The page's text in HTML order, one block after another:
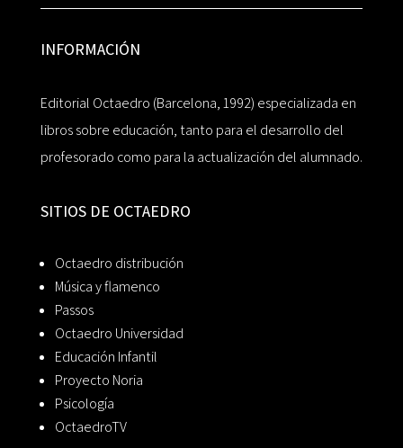
INFORMACIÓN
Editorial Octaedro (Barcelona, 1992) especializada en
libros sobre educación, tanto para el desarrollo del
profesorado como para la actualización del alumnado.
SITIOS DE OCTAEDRO
Octaedro distribución
Música y flamenco
Passos
Octaedro Universidad
Educación Infantil
Proyecto Noria
Psicología
OctaedroTV